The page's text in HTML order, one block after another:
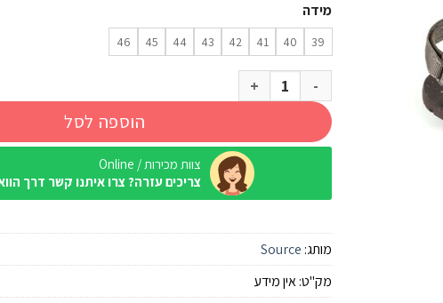
מידה
39
40
41
42
43
44
45
46
כמות של סנדל שורש Source סולו איקס חום אדמה חום
הוספה לסל
צוות מכירות / Online
צריכים עזרה? צרו איתנו קשר דרך
מותג: Source
מק"ט:אין מידע